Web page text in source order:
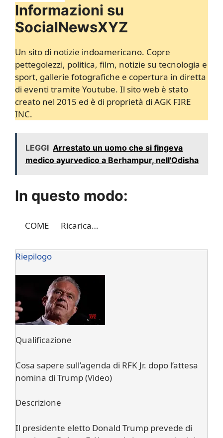
Informazioni su
SocialNewsXYZ
Un sito di notizie indoamericano. Copre
pettegolezzi, politica, film, notizie su tecnologia e
sport, gallerie fotografiche e copertura in diretta
di eventi tramite Youtube. Il sito web è stato
creato nel 2015 ed è di proprietà di AGK FIRE
INC.
LEGGI Arrestato un uomo che si fingeva
medico ayurvedico a Berhampur, nell'Odisha
In questo modo:
COME Ricarica…
Riepilogo
Qualificazione
Cosa sapere sull’agenda di RFK Jr. dopo l’attesa
nomina di Trump (Video)
Descrizione
Il presidente eletto Donald Trump prevede di